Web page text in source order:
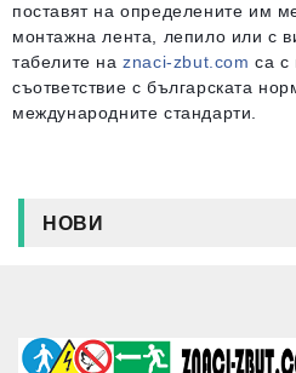
поставят на определените им
монтажна лента, лепило или с
табелите наznaci-zbut.com са с
съответствие с българската
международните стандарти.
НОВИ